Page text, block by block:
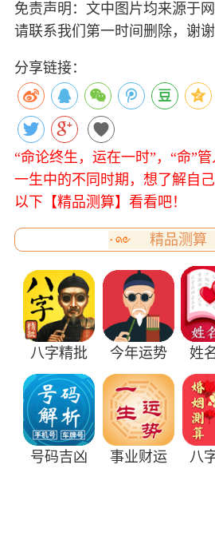
免责声明：文中图片均来源于
请联系我们第一时间删除，谢谢
分享链接：
“命论终生，运在一时”，“命”
一生中的不同时期，想了解自
以下【精品测算】看看吧！
精品测算
八字精批 今年运势 姓
号码吉凶 事业财运 八